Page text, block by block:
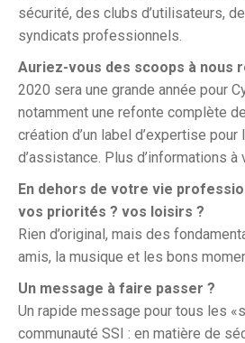
sécurité, des clubs d’utilisateurs,
syndicats professionnels.
Auriez-vous des scoops à nous
2020 sera une grande année pour
notamment une refonte complète
création d’un label d’expertise
d’assistance. Plus d’informations
En dehors de votre vie
vos priorités ? vos loisirs ?
Rien d’original, mais des
amis, la musique et les bons
Un message à faire passer ?
Un rapide message pour tous les
communauté SSI : en matière de